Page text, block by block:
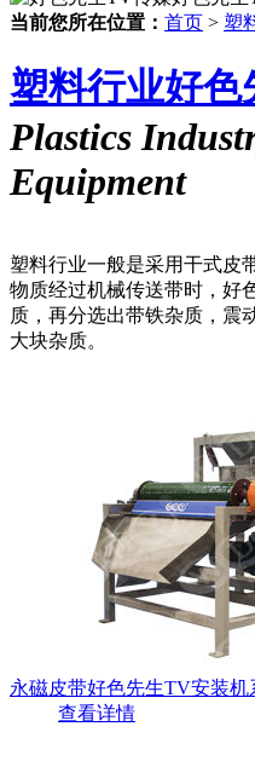
当前您所在位置： 首页 > 塑
塑料行业好
Plastics
Equipment
塑料行业一般是采用干式皮
物质经过机械传送带时，好
质，再分选出带铁杂质，震
大块杂质。
永磁皮带好色先生TV安装机
查看详情